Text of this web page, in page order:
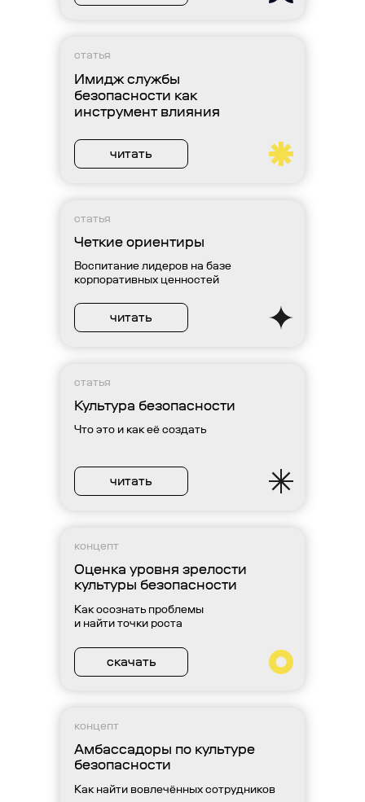
Четкие ориентиры
Воспитание лидеров на базе
корпоративных ценностей
статья
читать
Имидж службы
безопасности как
инструмент влияния
статья
читать
Культура безопасности
Что это и как её создать
статья
читать
Оценка уровня зрелости
культуры безопасности
Как осознать проблемы
и найти точки роста
концепт
скачать
Амбассадоры по культуре
безопасности
Как найти вовлечённых сотрудников
концепт